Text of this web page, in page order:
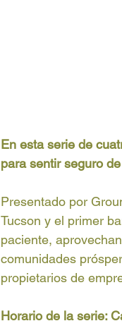
En esta serie de
para sentir seguro
Presentado por
Tucson y el primer
paciente,
comunidades
propietarios de
Horario de la serie: